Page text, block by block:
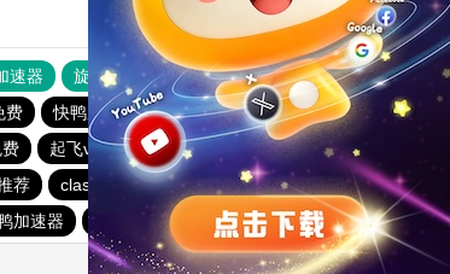
速器 旋风加速度器 外网网址导航
软件中心
费 快鸭加速器
免费vqn加速
起飞vp官网
起飞加速器
荐 clash付费节点
黑洞加速器最新版
加速器 快鸭加速器app下载免费